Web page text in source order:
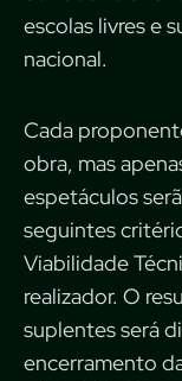
escolas livres e
nacional.
Cada
obra, mas
espetáculos
seguintes
Viabilidade
realizador. O
suplentes será
encerramento